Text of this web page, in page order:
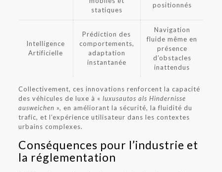
statiques
positionnés
Intelligence
Artificielle
Prédiction des
comportements,
adaptation
instantanée
Navigation
fluide même en
présence
d’obstacles
inattendus
Collectivement, ces innovations renforcent la capacité
des véhicules de luxe à « luxusautos als Hindernisse
ausweichen », en améliorant la sécurité, la fluidité du
trafic, et l’expérience utilisateur dans les contextes
urbains complexes.
Conséquences pour l’industrie et
la réglementation